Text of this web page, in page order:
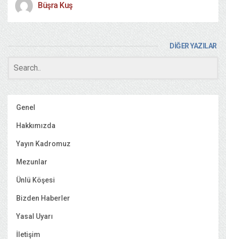
Büşra Kuş
DİĞER YAZILAR
Genel
Hakkımızda
Yayın Kadromuz
Mezunlar
Ünlü Köşesi
Bizden Haberler
Yasal Uyarı
İletişim